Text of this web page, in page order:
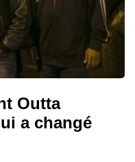
Outta
a changé